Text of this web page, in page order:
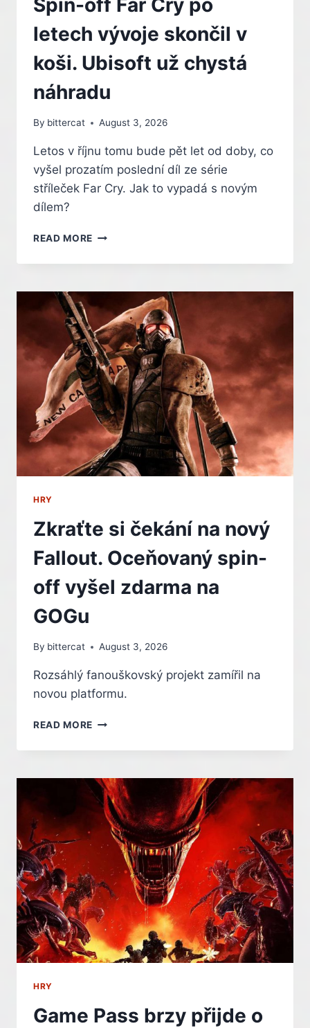
letech vývoje skončil v
koši. Ubisoft už chystá
náhradu
By bittercat August 3, 2026
Letos v říjnu tomu bude pět let od doby, co
vyšel prozatím poslední díl ze série
stříleček Far Cry. Jak to vypadá s novým
dílem?
READ MORE SPIN-
FAR
PO
LETECH
VÝVOJE
SKONČIL
V
KOŠI.
UBISOFT
UŽ
CHYSTÁ
NÁHRADU
HRY
Zkraťte si čekání na nový
Fallout. Oceňovaný spin-
off vyšel zdarma na
GOGu
By bittercat August 3, 2026
Rozsáhlý fanouškovský projekt zamířil na
novou platformu.
READ MORE ZKRAŤTE
ČEKÁNÍ
NOVÝ
FALLOUT.
OCEŇOVANÝ
SPIN-
OFF
VYŠEL
ZDARMA
NA
GOGU
HRY
Game Pass brzy přijde o